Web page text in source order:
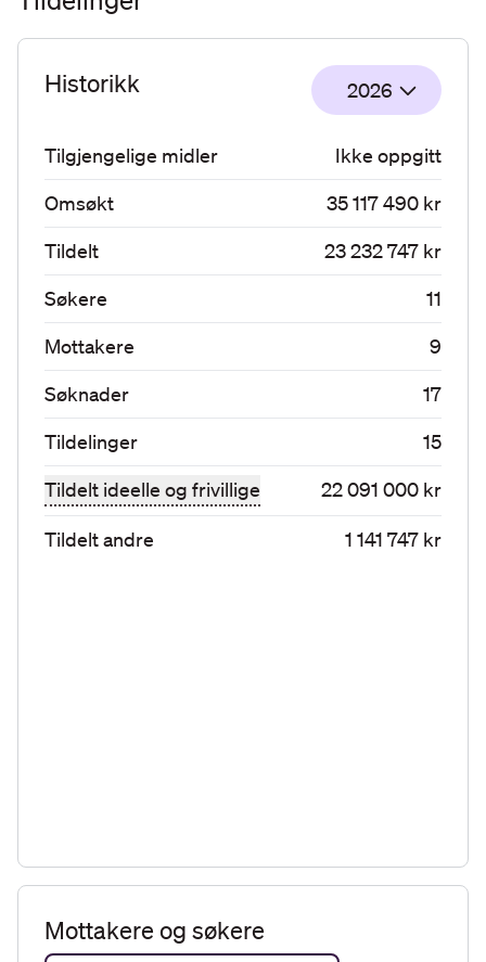
Historikk 2026
Tilgjengelige midler
Ikke oppgitt
Omsøkt
35 117 490 kr
Tildelt
23 232 747 kr
Søkere
11
Mottakere
9
Søknader
17
Tildelinger
15
Tildelt ideelle og frivillige
22 091 000 kr
Tildelt andre 1 141 747 kr
Mottakere og søkere